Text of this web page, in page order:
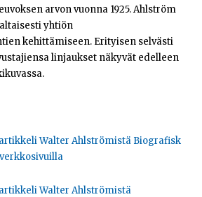
arvon vuonna 1925. Ahlström
yhtiön
kehittämiseen. Erityisen selvästi
linjaukset näkyvät edelleen
Walter Ahlströmistä Biografisk
Walter Ahlströmistä